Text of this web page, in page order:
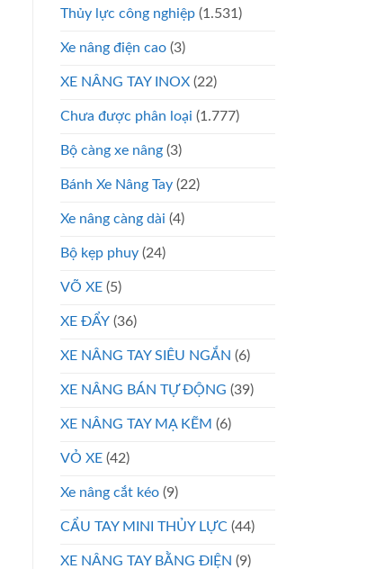
Thủy lực công nghiệp (1.531)
Xe nâng điện cao (3)
XE NÂNG TAY INOX (22)
Chưa được phân loại (1.777)
Bộ càng xe nâng (3)
Bánh Xe Nâng Tay (22)
Xe nâng càng dài (4)
Bộ kẹp phuy (24)
VÕ XE (5)
XE ĐẨY (36)
XE NÂNG TAY SIÊU NGẮN (6)
XE NÂNG BÁN TỰ ĐỘNG (39)
XE NÂNG TAY MẠ KẼM (6)
VỎ XE (42)
Xe nâng cắt kéo (9)
CẨU TAY MINI THỦY LỰC (44)
XE NÂNG TAY BẰNG ĐIỆN (9)